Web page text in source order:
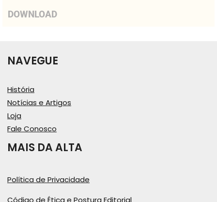
DOWNLOAD
NAVEGUE
História
Notícias e Artigos
Loja
Fale Conosco
MAIS DA ALTA
Política de Privacidade
Código de Ética e Postura Editorial